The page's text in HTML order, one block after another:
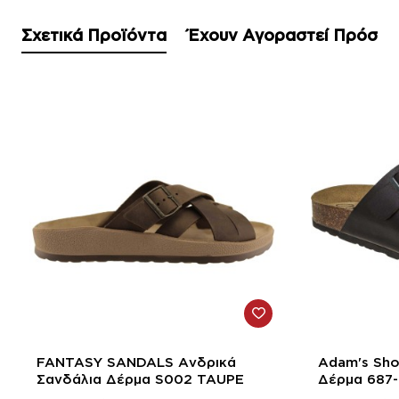
Σχετικά Προϊόντα Έχουν Αγοραστεί
-42%
FANTASY SANDALS Ανδρικά
Σανδάλια Δέρμα S002 TAUPE
-12%
Adam's
Δέρμα